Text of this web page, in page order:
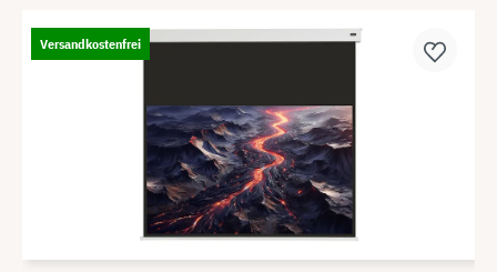
Versandkostenfrei